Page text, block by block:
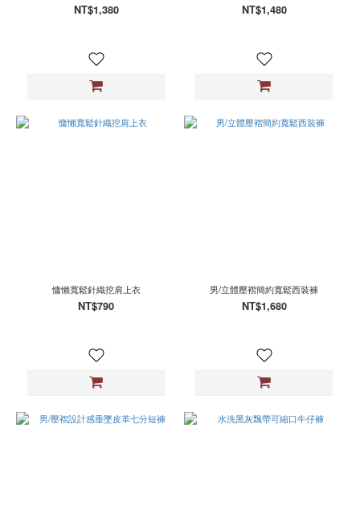
NT$1,380 NT$1,480
慵懶寬鬆針織挖肩上衣
NT$790
男/立體壓褶簡約寬鬆西裝褲
NT$1,680